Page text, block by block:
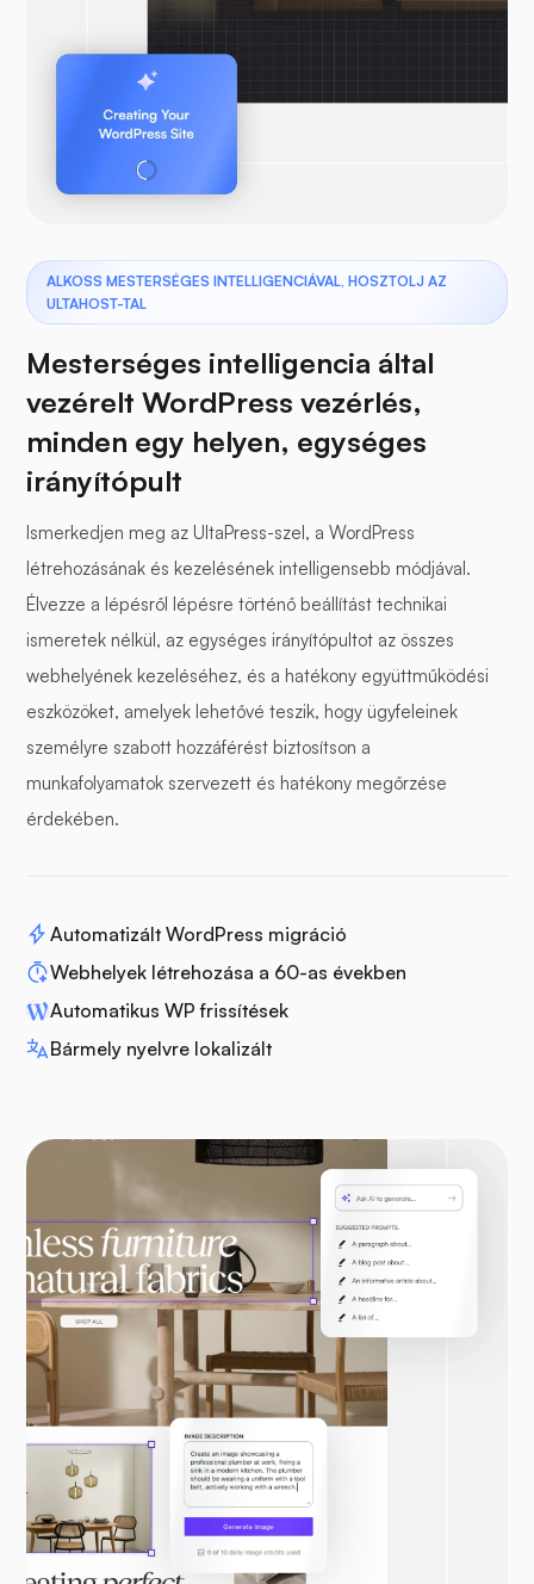
ALKOSS MESTERSÉGES INTELLIGENCIÁVAL, HOSZTOLJ AZ
ULTAHOST-TAL
Mesterséges intelligencia által
vezérelt WordPress vezérlés,
minden egy helyen, egységes
irányítópult
Ismerkedjen meg az UltaPress-szel, a WordPress
létrehozásának és kezelésének intelligensebb módjával.
Élvezze a lépésről lépésre történő beállítást technikai
ismeretek nélkül, az egységes irányítópultot az összes
webhelyének kezeléséhez, és a hatékony együttműködési
eszközöket, amelyek lehetővé teszik, hogy ügyfeleinek
személyre szabott hozzáférést biztosítson a
munkafolyamatok szervezett és hatékony megőrzése
érdekében.
Automatizált WordPress migráció
Webhelyek létrehozása a 60-as években
Automatikus WP frissítések
Bármely nyelvre lokalizált